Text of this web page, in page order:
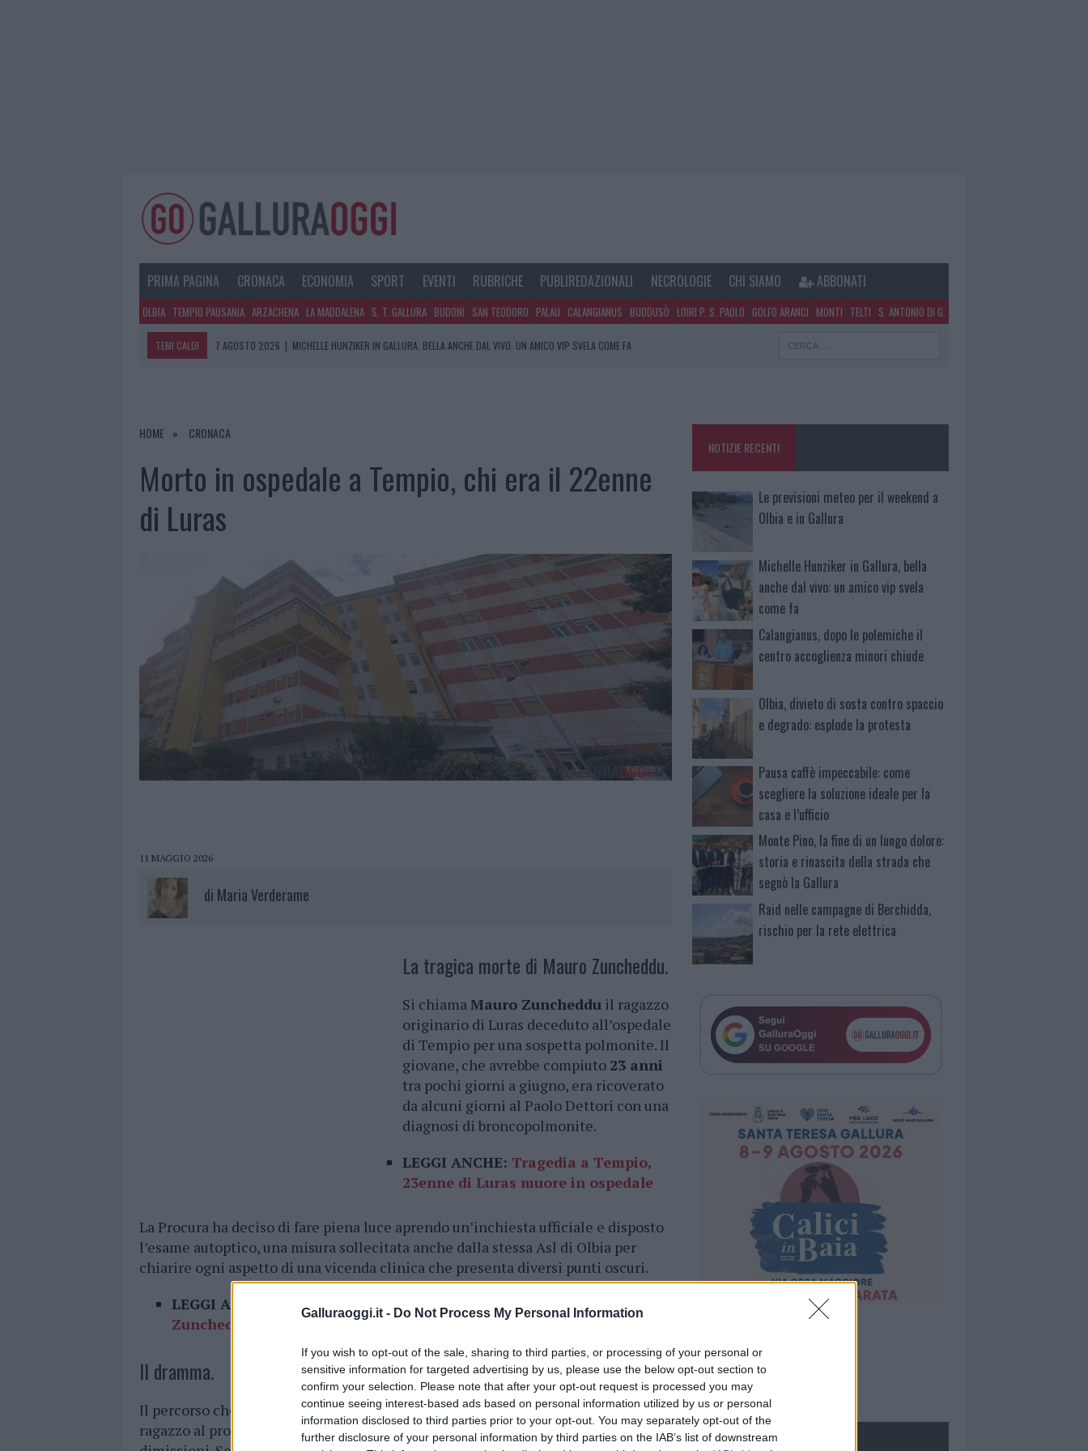
Galluraoggi.it - Do Not Process My Personal Information
If you wish to opt-out of the sale, sharing to third parties, or processing of your personal or
sensitive information for targeted advertising by us, please use the below opt-out section to
confirm your selection. Please note that after your opt-out request is processed you may
continue seeing interest-based ads based on personal information utilized by us or personal
information disclosed to third parties prior to your opt-out. You may separately opt-out of the
further disclosure of your personal information by third parties on the IAB’s list of downstream
PRIMA PAGINA CRONACA ECONOMIA SPORT EVENTI RUBRICHE PUBLIREDAZIONALI NECROLOGIE CHI SIAMO ABBONATI
OLBIA TEMPIO PAUSANIA ARZACHENA LA MADDALENA S. T. GALLURA BUDONI SAN TEODORO PALAU CALANGIANUS BUDDUSÒ LOIRI P. S. PAOLO GOLFO ARANCI MONTI TELTI S. ANTONIO DI G.
TEMI CALDI 7 AGOSTO 2026 | MICHELLE HUNZIKER IN GALLURA, BELLA ANCHE DAL VIVO: UN AMICO VIP SVELA COME FA
7 AGOSTO 2026
|
HOME CRONACA
Morto in ospedale a Tempio, chi era il 22enne
di Luras
11 MAGGIO 2026
di Maria Verderame
La tragica morte di Mauro Zuncheddu.
Si chiamaMauro Zuncheddu il ragazzo
originario di Luras deceduto all’ospedale
di Tempio per una sospetta polmonite. Il
giovane, che avrebbe compiuto 23 anni
tra pochi giorni a giugno, era ricoverato
da alcuni giorni al Paolo Dettori con una
diagnosi di broncopolmonite.
LEGGI ANCHE: Tragedia a Tempio,
23enne di Luras muore in ospedale
La Procura ha deciso di fare piena luce aprendo un’inchiesta ufficiale e disposto
l’esame autoptico, una misura sollecitata anche dalla stessa Asl di Olbia per
chiarire ogni aspetto di una vicenda clinica che presenta diversi punti oscuri.
LEGGI ANCHE:
Luras in lutto per la scomparsa prematura di Mauro
Zuncheddu
Il dramma.
Il percorso che ha preceduto il dramma era iniziato con un primo accesso del
ragazzo al pronto soccorso per acuti dolori al petto, terminato tuttavia con le
NOTIZIE RECENTI
Le previsioni meteo per il weekend a
Olbia e in Gallura
Michelle Hunziker in Gallura, bella
anche dal vivo: un amico vip svela
come fa
Calangianus, dopo le polemiche il
centro accoglienza minori chiude
Olbia, divieto di sosta contro spaccio
e degrado: esplode la protesta
Pausa caffè impeccabile: come
scegliere la soluzione ideale per la
casa e l’ufficio
Monte Pino, la fine di un lungo dolore:
storia e rinascita della strada che
segnò la Gallura
Raid nelle campagne di Berchidda,
rischio per la rete elettrica
NECROLOGIE